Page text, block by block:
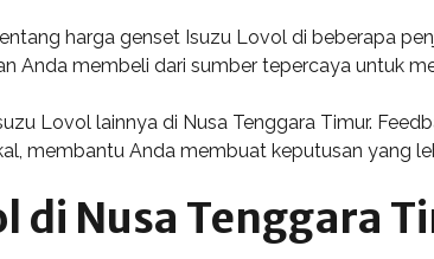
harga genset Isuzu Lovol di beberapa
Anda membeli dari sumber tepercaya untuk
Lovol lainnya di Nusa Tenggara Timur.
membantu Anda membuat keputusan yang
di Nusa Tenggara